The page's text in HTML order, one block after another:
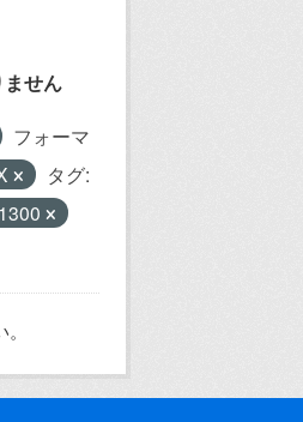
せん
フォーマ
タグ: